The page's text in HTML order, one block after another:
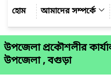
আমাদের সম্পর্কে
উপজেলা প্রকৌশলীর
উপজেলা , বগুড়া